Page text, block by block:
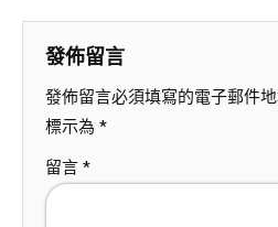
發佈留言
發佈留言必須填寫的電子郵件
標示為 *
留言 *